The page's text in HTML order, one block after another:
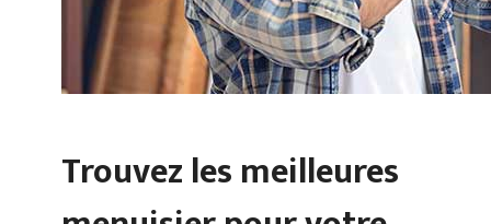
Trouvez les meilleures